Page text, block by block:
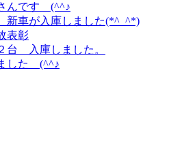
んです (^^♪
新車が入庫しました(*^_^*)
表彰
台 入庫しました。
した (^^♪